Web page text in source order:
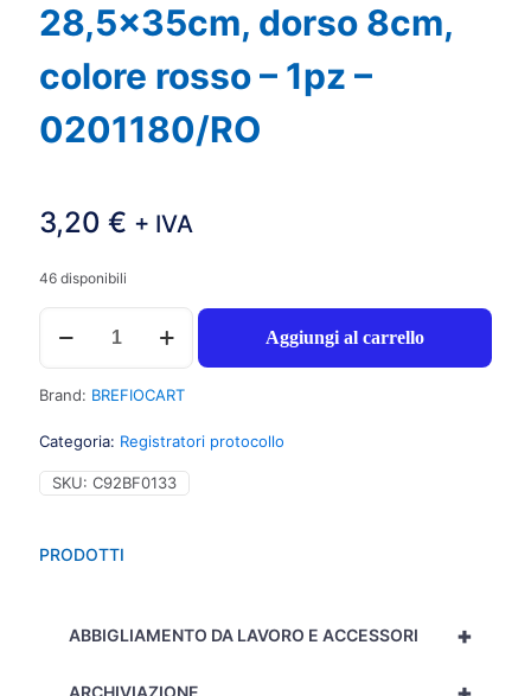
PRODOTTI
+
ABBIGLIAMENTO DA LAVORO E ACCESSORI
28,5x35cm, dorso 8cm,
colore rosso – 1pz –
0201180/RO
3,20 € + IVA
46 disponibili
Brefiocart
New
Color
Registratore
protocollo,
dorso
8cm,
colore
1pz
quantità
Aggiungi al carrello
Brand: BREFIOCART
Categoria: Registratori protocollo
SKU: C92BF0133